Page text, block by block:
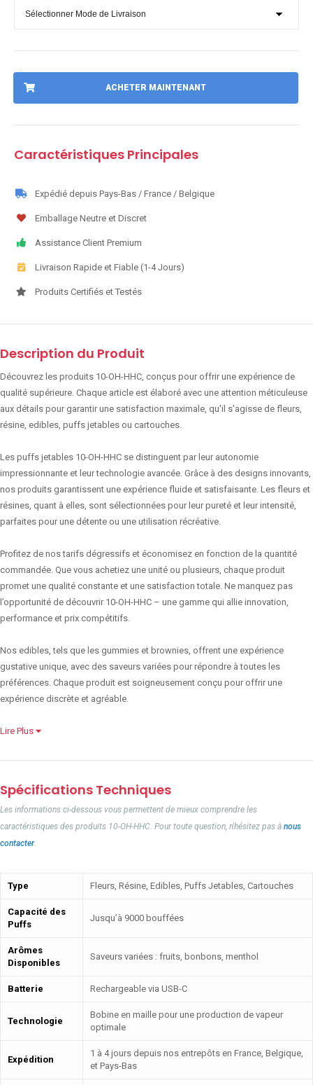
ACHETER MAINTENANT
Caractéristiques Principales
Expédié depuis Pays-Bas / France / Belgique
Emballage Neutre et Discret
Assistance Client Premium
Livraison Rapide et Fiable (1-4 Jours)
Produits Certifiés et Testés
Description du Produit
Découvrez les produits 10-OH-HHC, conçus pour offrir une expérience de
qualité supérieure. Chaque article est élaboré avec une attention méticuleuse
aux détails pour garantir une satisfaction maximale, qu'il s'agisse de fleurs,
résine, edibles, puffs jetables ou cartouches.
Les puffs jetables 10-OH-HHC se distinguent par leur autonomie
impressionnante et leur technologie avancée. Grâce à des designs innovants,
nos produits garantissent une expérience fluide et satisfaisante. Les fleurs et
résines, quant à elles, sont sélectionnées pour leur pureté et leur intensité,
parfaites pour une détente ou une utilisation récréative.
Profitez de nos tarifs dégressifs et économisez en fonction de la quantité
commandée. Que vous achetiez une unité ou plusieurs, chaque produit
promet une qualité constante et une satisfaction totale. Ne manquez pas
l’opportunité de découvrir 10-OH-HHC – une gamme qui allie innovation,
performance et prix compétitifs.
Nos edibles, tels que les gummies et brownies, offrent une expérience
gustative unique, avec des saveurs variées pour répondre à toutes les
préférences. Chaque produit est soigneusement conçu pour offrir une
expérience discrète et agréable.
Lire Plus
Spécifications Techniques
Les informations ci-dessous vous permettent de mieux comprendre les
caractéristiques des produits 10-OH-HHC. Pour toute question, n'hésitez pas à nous
contacter.
Type Fleurs, Résine, Edibles, Puffs Jetables, Cartouches
Capacité des
Puffs
Jusqu’à 9000 bouffées
Arômes
Disponibles
Saveurs variées : fruits, bonbons, menthol
Batterie Rechargeable via USB-C
Technologie
Bobine en maille pour une production de vapeur
optimale
Expédition
1 à 4 jours depuis nos entrepôts en France, Belgique,
et Pays-Bas